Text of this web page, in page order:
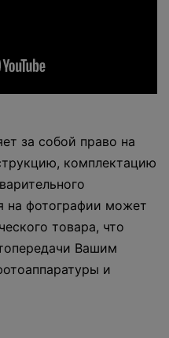
за собой право на
комплектацию
на фотографии может
товара, что
Вашим
и